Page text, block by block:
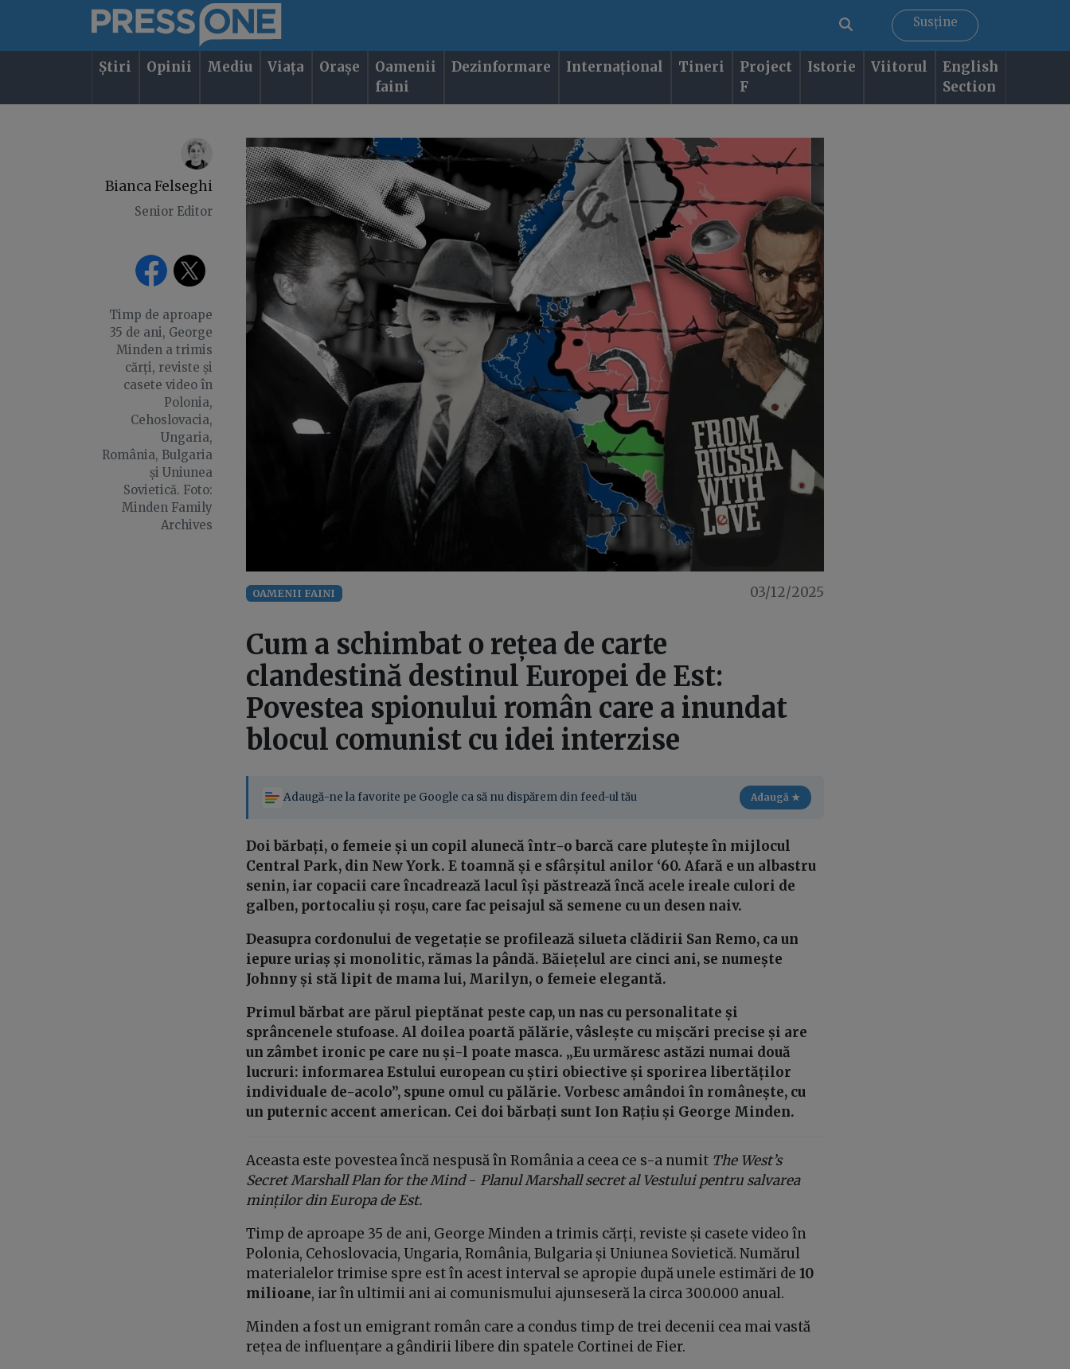
Susține
Știri Opinii Mediu Viața Orașe
Oamenii
faini
Dezinformare Internațional Tineri
Project
F
Istorie Viitorul
English
Section
Bianca Felseghi
Senior Editor
Timp de aproape
35 de ani, George
Minden a trimis
cărți, reviste și
casete video în
Polonia,
Cehoslovacia,
Ungaria,
România, Bulgaria
și Uniunea
Sovietică. Foto:
Minden Family
Archives
OAMENII FAINI 03/12/2025
Cum a schimbat o rețea de carte
clandestină destinul Europei de Est:
Povestea spionului român care a inundat
blocul comunist cu idei interzise
Adaugă-ne la favorite pe Google ca să nu dispărem din feed-ul tău Adaugă ★
Doi bărbați, o femeie și un copil alunecă într-o barcă care plutește în mijlocul
Central Park, din New York. E toamnă și e sfârșitul anilor ‘60. Afară e un albastru
senin, iar copacii care încadrează lacul își păstrează încă acele ireale culori de
galben, portocaliu și roșu, care fac peisajul să semene cu un desen naiv.
Deasupra cordonului de vegetație se profilează silueta clădirii San Remo, ca un
iepure uriaș și monolitic, rămas la pândă. Băiețelul are cinci ani, se numește
Johnny și stă lipit de mama lui, Marilyn, o femeie elegantă.
Primul bărbat are părul pieptănat peste cap, un nas cu personalitate și
sprâncenele stufoase. Al doilea poartă pălărie, vâslește cu mișcări precise și are
un zâmbet ironic pe care nu și-l poate masca. „Eu urmăresc astăzi numai două
lucruri: informarea Estului european cu știri obiective și sporirea libertăților
individuale de-acolo”, spune omul cu pălărie. Vorbesc amândoi în românește, cu
un puternic accent american. Cei doi bărbați sunt Ion Rațiu și George Minden.
Aceasta este povestea încă nespusă în România a ceea ce s-a numit The West’s
Secret Marshall Plan for the Mind- Planul Marshall secret al Vestului pentru salvarea
minților din Europa de Est.
Timp de aproape 35 de ani, George Minden a trimis cărți, reviste și casete video în
Polonia, Cehoslovacia, Ungaria, România, Bulgaria și Uniunea Sovietică. Numărul
materialelor trimise spre est în acest interval se apropie după unele estimări de 10
milioane, iar în ultimii ani ai comunismului ajunseseră la circa 300.000 anual.
Minden a fost un emigrant român care a condus timp de trei decenii cea mai vastă
rețea de influențare a gândirii libere din spatele Cortinei de Fier.